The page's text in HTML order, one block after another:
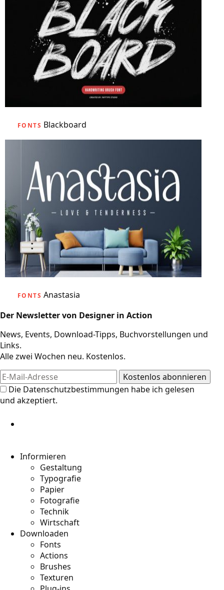
FONTS Blackboard
FONTS Anastasia
Der Newsletter von Designer in Action
News, Events, Download-Tipps, Buchvorstellungen und
Links.
Alle zwei Wochen neu. Kostenlos.
Die Datenschutzbestimmungen habe ich gelesen
und akzeptiert.
Informieren
Gestaltung
Typografie
Papier
Fotografie
Technik
Wirtschaft
Downloaden
Fonts
Actions
Brushes
Texturen